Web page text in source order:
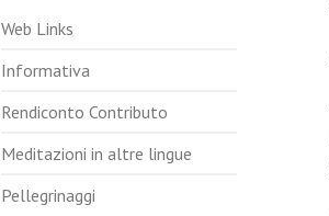
Web Links
Informativa
Rendiconto Contributo
Meditazioni in altre lingue
Pellegrinaggi